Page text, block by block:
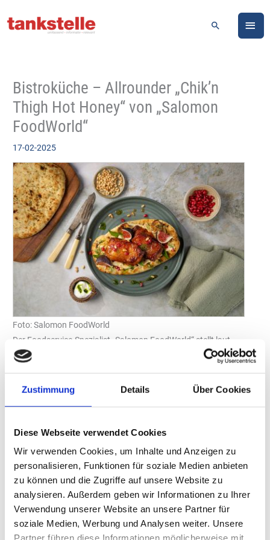
Zustimmung Details Über Cookies
Diese Webseite verwendet Cookies
Wir verwenden Cookies, um Inhalte und Anzeigen zu
personalisieren, Funktionen für soziale Medien anbieten
zu können und die Zugriffe auf unsere Website zu
analysieren. Außerdem geben wir Informationen zu Ihrer
Verwendung unserer Website an unsere Partner für
soziale Medien, Werbung und Analysen weiter. Unsere
Partner führen diese Informationen möglicherweise mit
Inhalt
Suchen
Bistroküche – Allrounder „Chik’n
Thigh Hot Honey“ von „Salomon
FoodWorld“
17-02-2025
Foto: Salomon FoodWorld
Der Foodservice-Spezialist „Salomon FoodWorld“ stellt laut
eigenen Angaben immer der Gast ins Zentrum aller
Trends präsentiert das Unternehmen Convenience-
November 2024 vs. 2019)
„Chik‘n® Thigh Hot Honey“ – saftig, würzig, vielseitig
Das Produkt „Chik’n Thigh Hot Honey“ wird als Allrounder für
Hähnchenliebhaber beschrieben: vollständig ausgelöste, saftige
Hähnchen-Oberkeulen-Steaks mit Haut, mariniert mit einer
Würzung aus Honig und Chili. Das Highlight für verschiedenste
Verzehranlässe – als Hauptgericht, Bowl- oder Salat-Topping,